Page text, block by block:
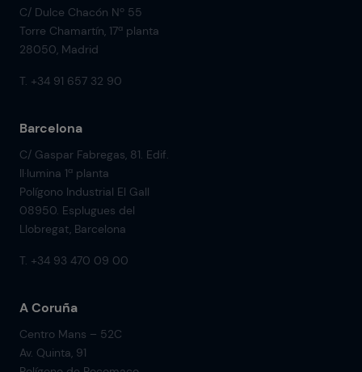
C/ Dulce Chacón Nº 55
Torre Chamartín, 17ª planta
28050, Madrid
T. +34 91 657 32 90
Barcelona
C/ Gaspar Fabregas, 81. Edif.
Il·lumina 1ª planta
Polígono Industrial El Gall
08950. Esplugues del
Llobregat, Barcelona
T. +34 93 470 09 00
A Coruña
Centro Mans – 52C
Av. Quinta, 91